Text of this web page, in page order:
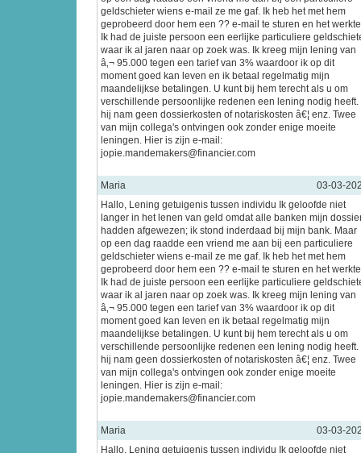
geldschieter wiens e-mail ze me gaf. Ik heb het met hem
geprobeerd door hem een ?? e-mail te sturen en het
Ik had de juiste persoon een eerlijke particuliere
waar ik al jaren naar op zoek was. Ik kreeg mijn lening van
â‚¬ 95.000 tegen een tarief van 3% waardoor ik op dit
moment goed kan leven en ik betaal regelmatig mijn
maandelijkse betalingen. U kunt bij hem terecht als u om
verschillende persoonlijke redenen een lening nodig heeft.
hij nam geen dossierkosten of notariskosten â€¦ enz. Twee
van mijn collega's ontvingen ook zonder enige moeite
leningen. Hier is zijn e-mail:
jopie.mandemakers@financier.com
Maria
03-03-
Hallo, Lening getuigenis tussen individu Ik geloofde niet
langer in het lenen van geld omdat alle banken mijn
hadden afgewezen; ik stond inderdaad bij mijn bank. Maar
op een dag raadde een vriend me aan bij een particuliere
geldschieter wiens e-mail ze me gaf. Ik heb het met hem
geprobeerd door hem een ?? e-mail te sturen en het
Ik had de juiste persoon een eerlijke particuliere
waar ik al jaren naar op zoek was. Ik kreeg mijn lening van
â‚¬ 95.000 tegen een tarief van 3% waardoor ik op dit
moment goed kan leven en ik betaal regelmatig mijn
maandelijkse betalingen. U kunt bij hem terecht als u om
verschillende persoonlijke redenen een lening nodig heeft.
hij nam geen dossierkosten of notariskosten â€¦ enz. Twee
van mijn collega's ontvingen ook zonder enige moeite
leningen. Hier is zijn e-mail:
jopie.mandemakers@financier.com
Maria
03-03-
Hallo, Lening getuigenis tussen individu Ik geloofde niet